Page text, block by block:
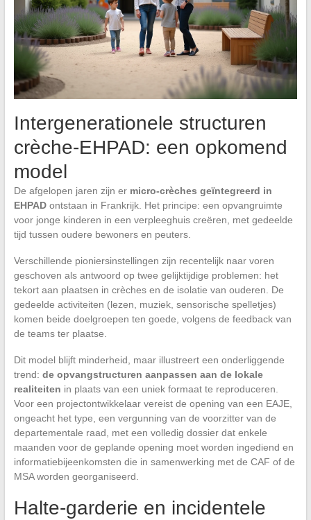
Intergenerationele structuren
crèche-EHPAD: een opkomend
model
De afgelopen jaren zijn er micro-crèches geïntegreerd in
EHPADontstaan in Frankrijk. Het principe: een opvangruimte
voor jonge kinderen in een verpleeghuis creëren, met gedeelde
tijd tussen oudere bewoners en peuters.
Verschillende pioniersinstellingen zijn recentelijk naar voren
geschoven als antwoord op twee gelijktijdige problemen: het
tekort aan plaatsen in crèches en de isolatie van ouderen. De
gedeelde activiteiten (lezen, muziek, sensorische spelletjes)
komen beide doelgroepen ten goede, volgens de feedback van
de teams ter plaatse.
Dit model blijft minderheid, maar illustreert een onderliggende
trend: de opvangstructuren aanpassen aan de lokale
realiteiten in plaats van een uniek formaat te reproduceren.
Voor een projectontwikkelaar vereist de opening van een EAJE,
ongeacht het type, een vergunning van de voorzitter van de
departementale raad, met een volledig dossier dat enkele
maanden voor de geplande opening moet worden ingediend en
informatiebijeenkomsten die in samenwerking met de CAF of de
MSA worden georganiseerd.
Halte-garderie en incidentele